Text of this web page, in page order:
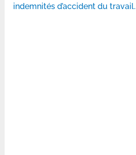
indemnités d’accident du travail.